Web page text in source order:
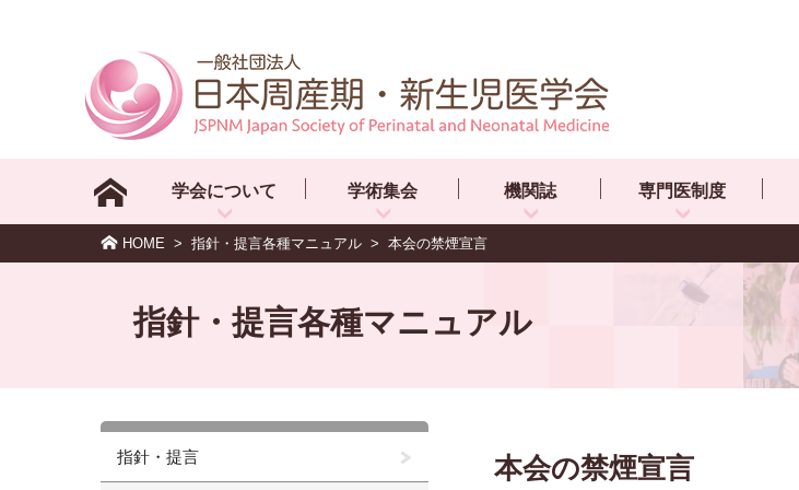
学会について 学術集会 機関誌 専門医制度
HOME > 指針・提言各種マニュアル > 本会の禁煙宣言
指針・提言各種マニュアル
指針・提言 本会の禁煙宣言